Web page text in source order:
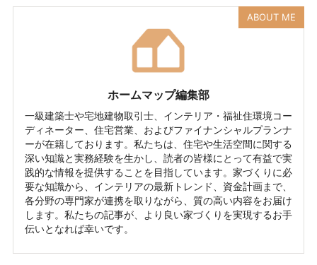
ホームマップ編集部
一級建築士や宅地建物取引士、インテリア・福祉住環境コー
ディネーター、住宅営業、およびファイナンシャルプランナ
ーが在籍しております。私たちは、住宅や生活空間に関する
深い知識と実務経験を生かし、読者の皆様にとって有益で実
践的な情報を提供することを目指しています。家づくりに必
要な知識から、インテリアの最新トレンド、資金計画まで、
各分野の専門家が連携を取りながら、質の高い内容をお届け
します。私たちの記事が、より良い家づくりを実現するお手
伝いとなれば幸いです。
ABOUT ME